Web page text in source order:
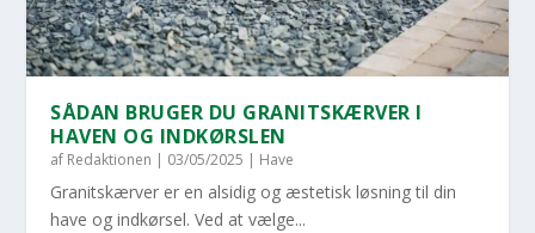
SÅDAN BRUGER DU GRANITSKÆRVER I
HAVEN OG INDKØRSLEN
af Redaktionen | 03/05/2025 | Have
Granitskærver er en alsidig og æstetisk løsning til din
have og indkørsel. Ved at vælge...